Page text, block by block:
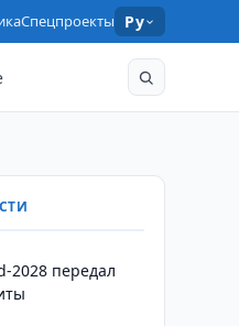
Спецпроекты Ру
2028 передал